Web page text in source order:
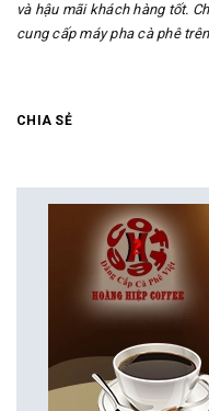
và hậu mãi khách hàng tốt.
cung cấp máy pha cà phê
CHIA SẺ